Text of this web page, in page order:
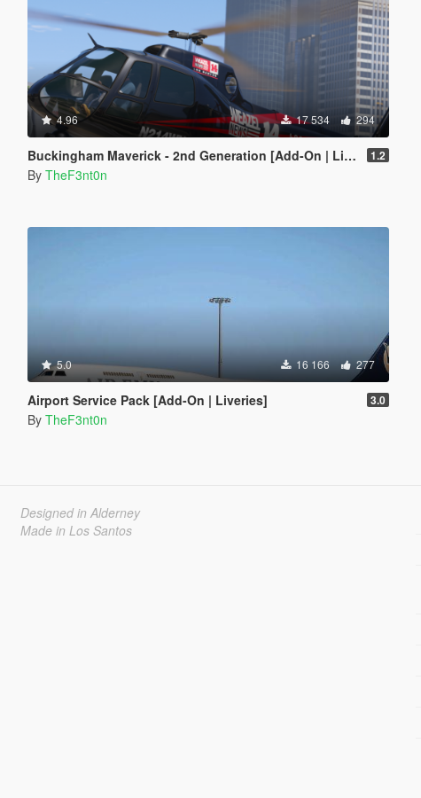
4.96 17 534 294
Buckingham Maverick - 2nd Generation [Add-On | Liveries] 1.2
By TheF3nt0n
5.0 16 166 277
Airport Service Pack [Add-On | Liveries] 3.0
By TheF3nt0n
Designed in Alderney
Made in Los Santos